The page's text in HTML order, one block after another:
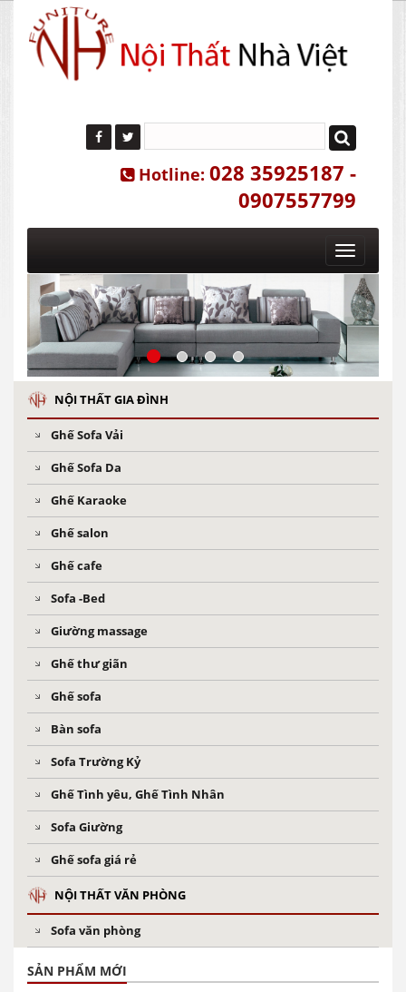
Hotline: 028 35925187 -
0907557799
Toggle
NỘI THẤT GIA ĐÌNH
Ghế Sofa Vải
Ghế Sofa Da
Ghế Karaoke
Ghế salon
Ghế cafe
Sofa -Bed
Giường massage
Ghế thư giãn
Ghế sofa
Bàn sofa
Sofa Trường Kỷ
Ghế Tình yêu, Ghế Tình Nhân
Sofa Giường
Ghế sofa giá rẻ
NỘI THẤT VĂN PHÒNG
Sofa văn phòng
SẢN PHẨM MỚI